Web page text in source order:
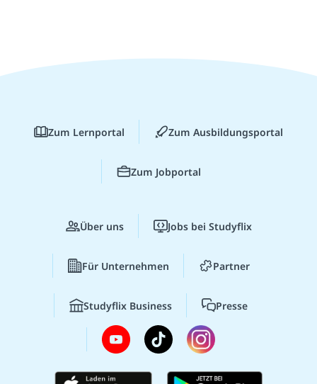
Zum Lernportal Zum Ausbildungsportal
Zum Jobportal
Über uns Jobs bei Studyflix
Für Unternehmen Partner
Studyflix Business Presse